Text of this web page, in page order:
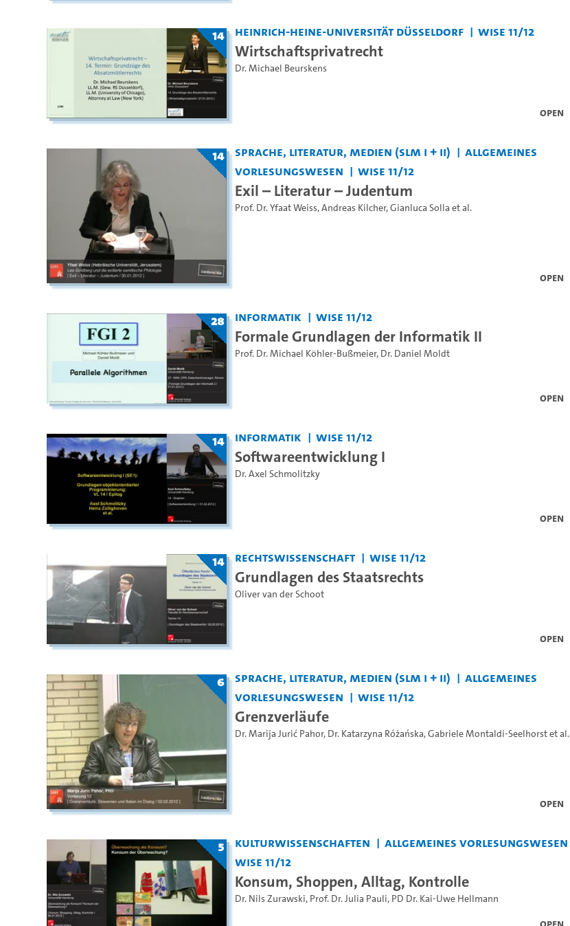
14 Heinrich-Heine-Universität Düsseldorf WiSe 11/12
Wirtschaftsprivatrecht
Dr. Michael Beurskens
open
14 Sprache, Literatur, Medien (SLM I + II)
Allgemeines
Vorlesungswesen
WiSe 11/12
Exil – Literatur – Judentum
Prof. Dr. Yfaat Weiss,Andreas Kilcher,Gianluca Solla et al.
open
28 Informatik WiSe 11/12
Formale Grundlagen der Informatik II
Prof. Dr. Michael Köhler-Bußmeier, Dr. Daniel Moldt
open
14 Informatik WiSe 11/12
Softwareentwicklung I
Dr. Axel Schmolitzky
open
14 Rechtswissenschaft WiSe 11/12
Grundlagen des Staatsrechts
Oliver van der Schoot
open
6 Sprache, Literatur, Medien (SLM I + II)
Allgemeines
Vorlesungswesen
WiSe 11/12
Grenzverläufe
Dr. Marija Jurić Pahor, Dr. Katarzyna Różańska,Gabriele Montaldi-Seelhorstet al.
open
5 Kulturwissenschaften
Allgemeines Vorlesungswesen
WiSe 11/12
Konsum, Shoppen, Alltag, Kontrolle
Dr. Nils Zurawski, Prof. Dr. Julia Pauli, PD Dr. Kai-Uwe Hellmann